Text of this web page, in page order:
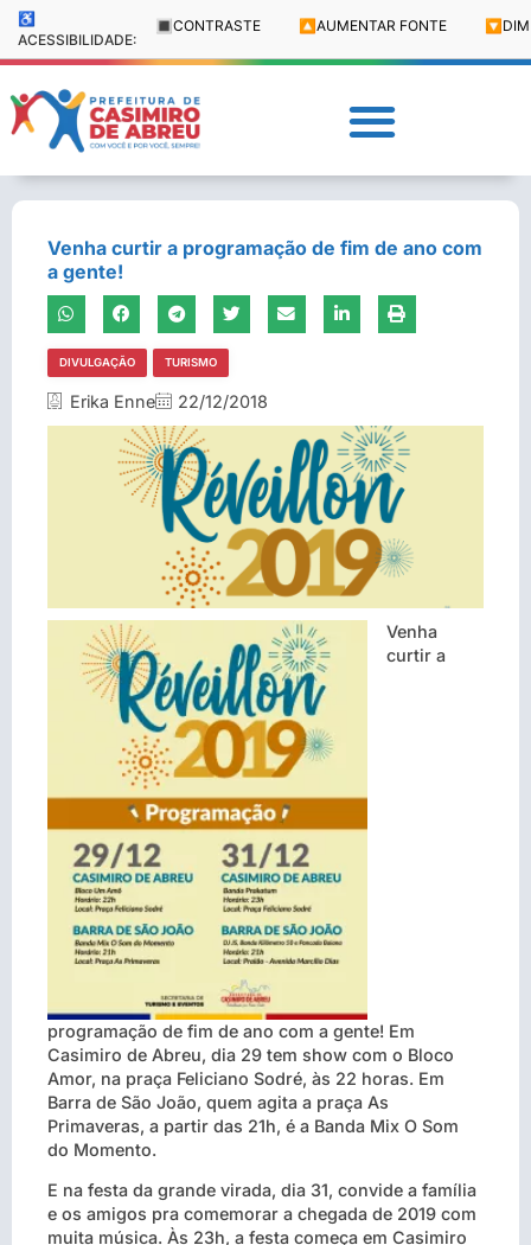
♿
ACESSIBILIDADE:
🔳 CONTRASTE 🔼 AUMENTAR FONTE 🔽
Venha curtir a programação de fim de ano com
a gente!
DIVULGAÇÃO TURISMO
Erika Enne 22/12/2018
Venha
curtir a
programação de fim de ano com a gente! Em
Casimiro de Abreu, dia 29 tem show com o Bloco
Amor, na praça Feliciano Sodré, às 22 horas. Em
Barra de São João, quem agita a praça As
Primaveras, a partir das 21h, é a Banda Mix O Som
do Momento.
E na festa da grande virada, dia 31, convide a família
e os amigos pra comemorar a chegada de 2019 com
muita música. Às 23h, a festa começa em Casimiro